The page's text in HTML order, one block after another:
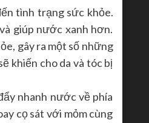
tình trạng sức khỏe.
giúp nước xanh hơn.
gây ra một số những
khiến cho da và tóc bị
nhanh nước về phía
cọ sát với mỏm cùng